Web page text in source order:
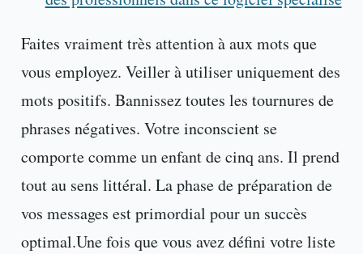
Faites vraiment très attention à aux mots que
vous employez. Veiller à utiliser uniquement des
mots positifs. Bannissez toutes les tournures de
phrases négatives. Votre inconscient se
comporte comme un enfant de cinq ans. Il prend
tout au sens littéral. La phase de préparation de
vos messages est primordial pour un succès
optimal.Une fois que vous avez défini votre liste